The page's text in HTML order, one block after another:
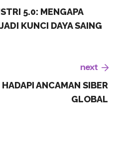
5.0: MENGAPA
KUNCI DAYA SAING
next
ANCAMAN SIBER
GLOBAL